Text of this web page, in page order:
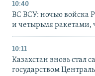
10:40
ВС ВСУ: ночью войска
и четырьмя ракетами,
10:11
Казахстан вновь
государством